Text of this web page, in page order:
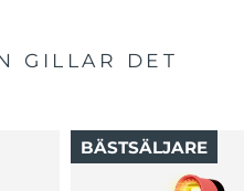
GILLAR DET
BÄSTSÄLJARE